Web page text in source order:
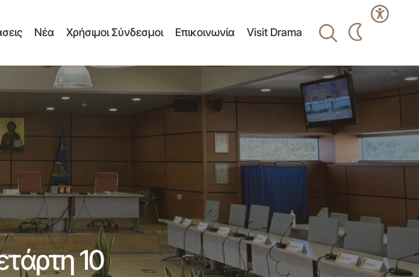
Νέα Χρήσιμοι Σύνδεσμοι Επικοινωνία Visit Drama
3η συνεδρίαση Λογοδοσίας Δ.Σ. Τετάρτη 10
Ιουνίου 2026
Πρόσκληση 14η/29-05-2026
ΚΑΤΕΠΕΙΓΟΥΣΑ δια περιφοράς
συνεδρίαση του Δημοτικού Συμβουλίου
10